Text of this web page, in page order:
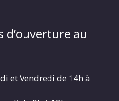
d’ouverture au
et Vendredi de 14h à